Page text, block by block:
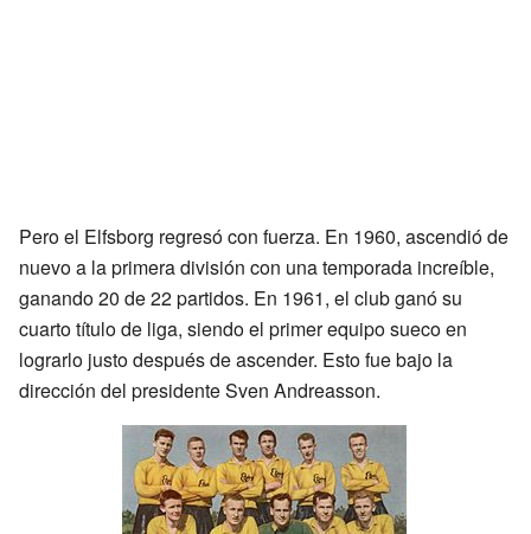
Pero el Elfsborg regresó con fuerza. En 1960, ascendió de
nuevo a la primera división con una temporada increíble,
ganando 20 de 22 partidos. En 1961, el club ganó su
cuarto título de liga, siendo el primer equipo sueco en
lograrlo justo después de ascender. Esto fue bajo la
dirección del presidente Sven Andreasson.